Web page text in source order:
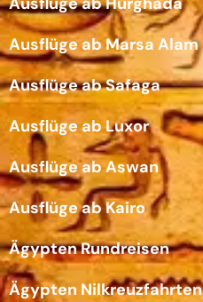
Ausflüge ab Marsa Alam
Ausflüge ab Safaga
Ausflüge ab Luxor
Ausflüge ab Aswan
Ausflüge ab Kairo
Ägypten Rundreisen
Ägypten Nilkreuzfahrten